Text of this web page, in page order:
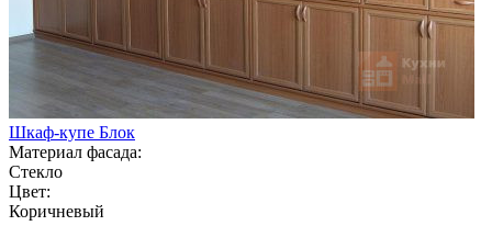
Шкаф-купе Блок
Материал фасада:
Стекло
Цвет:
Коричневый